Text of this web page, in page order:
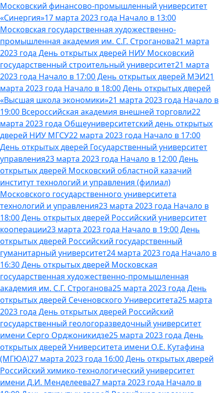
Московский финансово-промышленный университет
«Синергия»17 марта 2023 года Начало в 13:00
Московская государственная художественно-
промышленная академия им. С.Г. Строганова21 марта
2023 года День открытых дверей НИУ Московский
государственный строительный университет21 марта
2023 года Начало в 17:00 День открытых дверей МЭИ21
марта 2023 года Начало в 18:00 День открытых дверей
«Высшая школа экономики»21 марта 2023 года Начало в
19:00 Всероссийская академия внешней торговли22
марта 2023 года Общеуниверситетский день открытых
дверей НИУ МГСУ22 марта 2023 года Начало в 17:00
День открытых дверей Государственный университет
управления23 марта 2023 года Начало в 12:00 День
открытых дверей Московский областной казачий
институт технологий и управления (филиал)
Московского государственного университета
технологий и управления23 марта 2023 года Начало в
18:00 День открытых дверей Российский университет
кооперации23 марта 2023 года Начало в 19:00 День
открытых дверей Российский государственный
гуманитарный университет24 марта 2023 года Начало в
16:30 День открытых дверей Московская
государственная художественно-промышленная
академия им. С.Г. Строганова25 марта 2023 года День
открытых дверей Сеченовского Университета25 марта
2023 года День открытых дверей Российский
государственный геологоразведочный университет
имени Серго Орджоникидзе25 марта 2023 года День
открытых дверей Университета имени О.Е. Кутафина
(МГЮА)27 марта 2023 года 16:00 День открытых дверей
Российский химико-технологический университет
имени Д.И. Менделеева27 марта 2023 года Начало в